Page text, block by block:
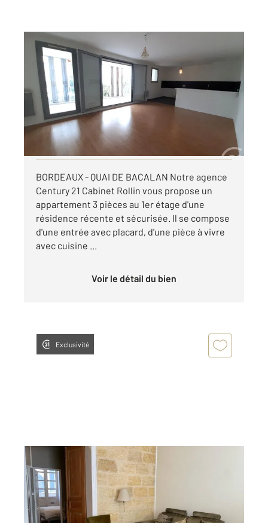
BORDEAUX 33
69,72 m 2, 3 pièces
Ref : 26873
Appartement T3 à louer
1 054 €
par mois charges comprises
Visiter le site dédié
BORDEAUX - QUAI DE BACALAN Notre agence
Century 21 Cabinet Rollin vous propose un
appartement 3 pièces au 1er étage d'une
résidence récente et sécurisée. Il se compose
d'une entrée avec placard, d'une pièce à vivre
avec cuisine ...
Voir le détail du bien
Exclusivité
BORDEAUX 33
89,13 m
, 3 pièces
Ref : 26845
Appartement T3 à louer